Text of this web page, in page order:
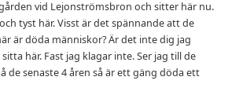
vid Lejonströmsbron och sitter här nu.
tyst här. Visst är det spännande att de
är döda människor? Är det inte dig jag
här. Fast jag klagar inte. Ser jag till de
de senaste 4 åren så är ett gäng döda ett